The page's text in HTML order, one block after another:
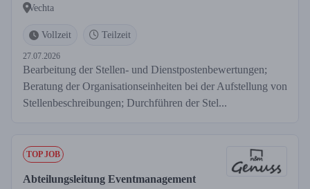
Vechta
Vollzeit Teilzeit
27.07.2026
Bearbeitung der Stellen- und Dienstpostenbewertungen;
Beratung der Organisationseinheiten bei der Aufstellung von
Stellenbeschreibungen; Durchführen der Stel...
TOP JOB
Abteilungsleitung Eventmanagement